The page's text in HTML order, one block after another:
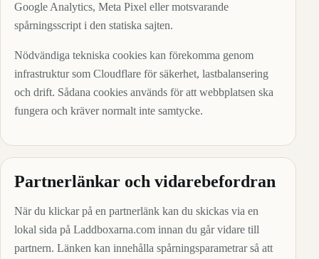
Google Analytics, Meta Pixel eller motsvarande
spårningsscript i den statiska sajten.
Nödvändiga tekniska cookies kan förekomma genom
infrastruktur som Cloudflare för säkerhet, lastbalansering
och drift. Sådana cookies används för att webbplatsen ska
fungera och kräver normalt inte samtycke.
Partnerlänkar och vidarebefordran
När du klickar på en partnerlänk kan du skickas via en
lokal sida på Laddboxarna.com innan du går vidare till
partnern. Länken kan innehålla spårningsparametrar så att